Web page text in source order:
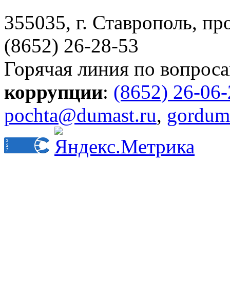
355035, г. Ставрополь,
(8652) 26-28-53
Горячая линия по
коррупции: (8652) 26-
pochta@dumast.ru,